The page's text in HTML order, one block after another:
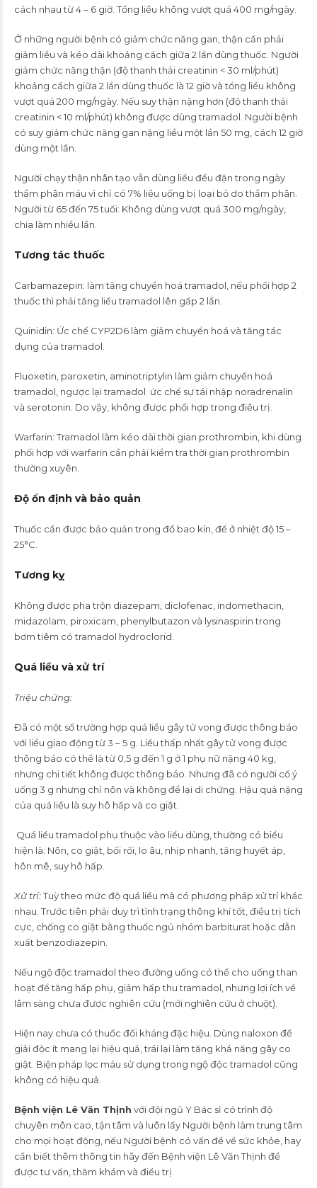
cách nhau từ 4 – 6 giờ. Tổng liều không vượt quá 400 mg/ngày.
Ở những người bệnh có giảm chức năng gan, thận cần phải
giảm liều và kéo dài khoảng cách giữa 2 lần dùng thuốc. Người
giảm chức năng thận (độ thanh thải creatinin < 30 ml/phút)
khoảng cách giữa 2 lần dùng thuốc là 12 giờ và tổng liều không
vượt quá 200 mg/ngày. Nếu suy thận nặng hơn (độ thanh thải
creatinin < 10 ml/phút) không được dùng tramadol. Người bệnh
có suy giảm chức năng gan nặng liều một lần 50 mg, cách 12 giờ
dùng một lần.
Người chạy thận nhân tạo vẫn dùng liều đều đặn trong ngày
thẩm phân máu vì chỉ có 7% liều uống bị loại bỏ do thẩm phân.
Người từ 65 đến 75 tuổi: Không dùng vượt quá 300 mg/ngày,
chia làm nhiều lần.
Tương tác thuốc
Carbamazepin: làm tăng chuyển hoá tramadol, nếu phối hợp 2
thuốc thì phải tăng liều tramadol lên gấp 2 lần.
Quinidin: Ức chế CYP2D6 làm giảm chuyển hoá và tăng tác
dụng của tramadol.
Fluoxetin, paroxetin, aminotriptylin làm giảm chuyển hoá
tramadol, ngược lại tramadol ức chế sự tái nhập noradrenalin
và serotonin. Do vậy, không được phối hợp trong điều trị.
Warfarin: Tramadol làm kéo dài thời gian prothrombin, khi dùng
phối hợp với warfarin cần phải kiểm tra thời gian prothrombin
thường xuyên.
Độ ổn định và bảo quản
Thuốc cần được bảo quản trong đồ bao kín, để ở nhiệt độ 15 –
25°C.
Tương kỵ
Không được pha trộn diazepam, diclofenac, indomethacin,
midazolam, piroxicam, phenylbutazon và lysinaspirin trong
bơm tiêm có tramadol hydroclorid.
Quá liều và xử trí
Triệu chứng:
Đã có một số trường hợp quá liều gây tử vong được thông báo
với liều giao động từ 3 – 5 g. Liều thấp nhất gây tử vong được
thông báo có thể là từ 0,5 g đến 1 g ở 1 phụ nữ nặng 40 kg,
nhưng chi tiết không được thông báo. Nhưng đã có người cố ý
uống 3 g nhưng chỉ nôn và không để lại di chứng. Hậu quả nặng
của quá liều là suy hô hấp và co giật.
Quá liều tramadol phụ thuộc vào liều dùng, thường có biểu
hiện là: Nôn, co giật, bối rối, lo âu, nhịp nhanh, tăng huyết áp,
hôn mê, suy hô hấp.
Xử trí:Tuỳ theo mức độ quá liều mà có phương pháp xử trí khác
nhau. Trước tiên phải duy trì tình trạng thông khí tốt, điều trị tích
cực, chống co giật bằng thuốc ngủ nhóm barbiturat hoặc dẫn
xuất benzodiazepin.
Nếu ngộ độc tramadol theo đường uống có thể cho uống than
hoạt để tăng hấp phụ, giảm hấp thu tramadol, nhưng lợi ích về
lâm sàng chưa được nghiên cứu (mới nghiên cứu ở chuột).
Hiện nay chưa có thuốc đối kháng đặc hiệu. Dùng naloxon để
giải độc ít mang lại hiệu quả, trái lại làm tăng khả năng gây co
giật. Biện pháp lọc máu sử dụng trong ngộ độc tramadol cũng
không có hiệu quả.
Bệnh viện Lê Văn Thịnh với đội ngũ Y Bác sĩ có trình độ
chuyên môn cao, tận tâm và luôn lấy Người bệnh làm trung tâm
cho mọi hoạt động, nếu Người bệnh có vấn đề về sức khỏe, hay
cần biết thêm thông tin hãy đến Bệnh viện Lê Văn Thịnh để
được tư vấn, thăm khám và điều trị.